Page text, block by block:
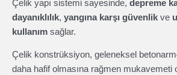
Çelik yapı sistemi sayesinde, depreme
dayanıklılık, yangına karşı güvenlik ve
kullanım sağlar.
Çelik konstrüksiyon, geleneksel
daha hafif olmasına rağmen mukavemeti